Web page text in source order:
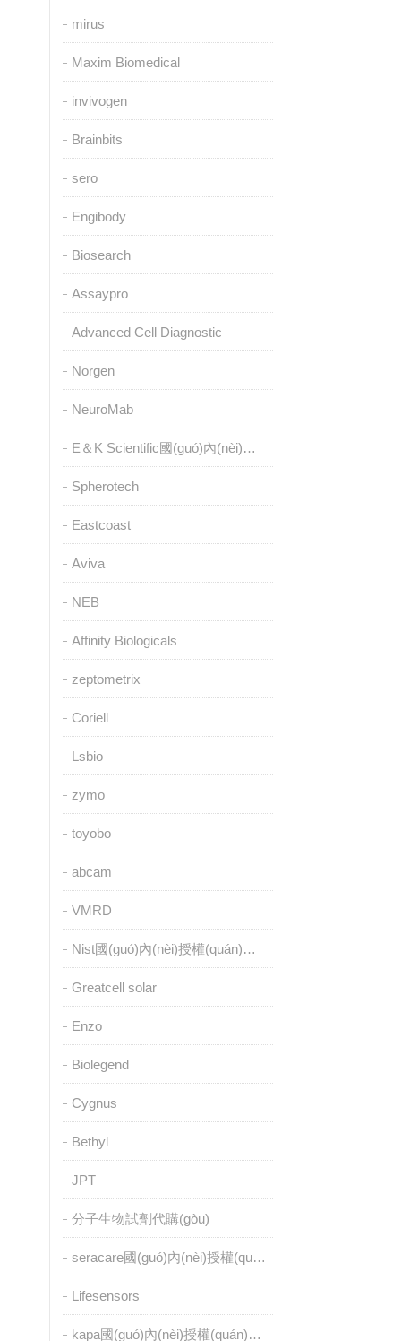
mirus
Maxim Biomedical
invivogen
Brainbits
sero
Engibody
Biosearch
Assaypro
Advanced Cell Diagnostic
Norgen
NeuroMab
E＆K Scientific國(guó)內(nèi)授權(quán)代理
Spherotech
Eastcoast
Aviva
NEB
Affinity Biologicals
zeptometrix
Coriell
Lsbio
zymo
toyobo
abcam
VMRD
Nist國(guó)內(nèi)授權(quán)代理
Greatcell solar
Enzo
Biolegend
Cygnus
Bethyl
JPT
分子生物試劑代購(gòu)
seracare國(guó)內(nèi)授權(quán)代理
Lifesensors
kapa國(guó)內(nèi)授權(quán)代理